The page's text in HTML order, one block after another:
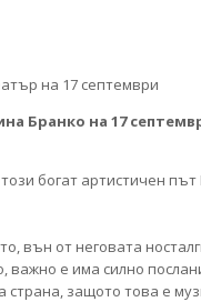
Бранко на 17
богат артистичен
от неговата
е има силно
защото това е